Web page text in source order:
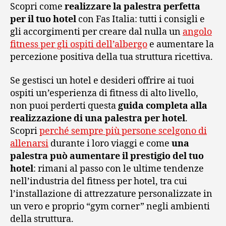
Scopri come realizzare la palestra perfetta
per il tuo hotel con Fas Italia: tutti i consigli e
gli accorgimenti per creare dal nulla un angolo
fitness per gli ospiti dell’albergo e aumentare la
percezione positiva della tua struttura ricettiva.
Se gestisci un hotel e desideri offrire ai tuoi
ospiti un’esperienza di fitness di alto livello,
non puoi perderti questaguida completa alla
realizzazione di una palestra per hotel.
Scopriperché sempre più persone scelgono di
allenarsi durante i loro viaggi e come una
palestra può aumentare il prestigio del tuo
hotel: rimani al passo con le ultime tendenze
nell’industria del fitness per hotel, tra cui
l’installazione di attrezzature personalizzate in
un vero e proprio “gym corner” negli ambienti
della struttura.